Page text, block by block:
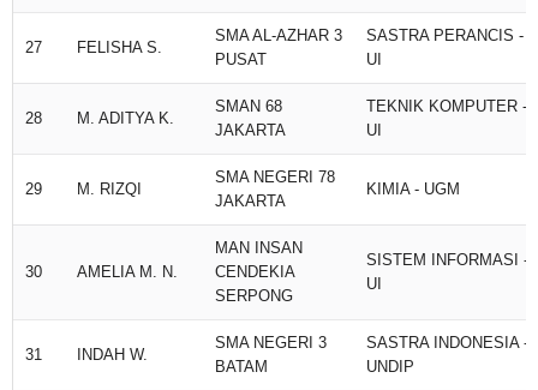
27 FELISHA S.
SMA AL-AZHAR 3
PUSAT
SASTRA PERANCIS -
UI
28 M. ADITYA K.
SMAN 68
JAKARTA
TEKNIK KOMPUTER -
UI
29 M. RIZQI
SMA NEGERI 78
JAKARTA
KIMIA - UGM
30 AMELIA M. N.
MAN INSAN
CENDEKIA
SERPONG
SISTEM INFORMASI -
UI
31 INDAH W.
SMA NEGERI 3
BATAM
SASTRA INDONESIA -
UNDIP